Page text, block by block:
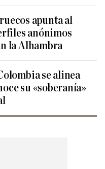
apunta al
anónimos
la Alhambra
se alinea
su «soberanía»